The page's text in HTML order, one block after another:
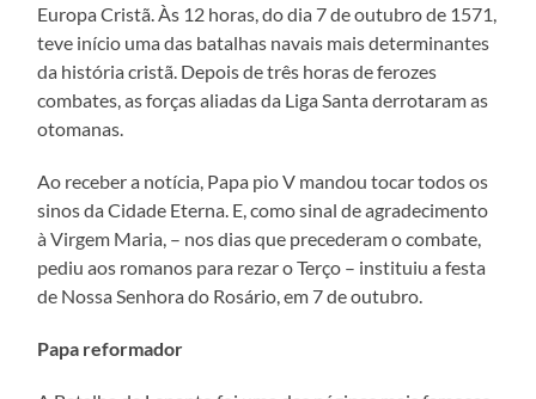
Europa Cristã. Às 12 horas, do dia 7 de outubro de 1571,
teve início uma das batalhas navais mais determinantes
da história cristã. Depois de três horas de ferozes
combates, as forças aliadas da Liga Santa derrotaram as
otomanas.
Ao receber a notícia, Papa pio V mandou tocar todos os
sinos da Cidade Eterna. E, como sinal de agradecimento
à Virgem Maria, – nos dias que precederam o combate,
pediu aos romanos para rezar o Terço – instituiu a festa
de Nossa Senhora do Rosário, em 7 de outubro.
Papa reformador